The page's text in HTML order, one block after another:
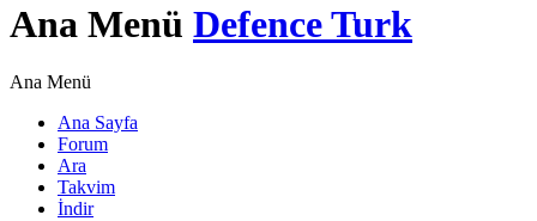
Ana Menü Defence Turk
Ana Menü
Ana Sayfa
Forum
Ara
Takvim
İndir